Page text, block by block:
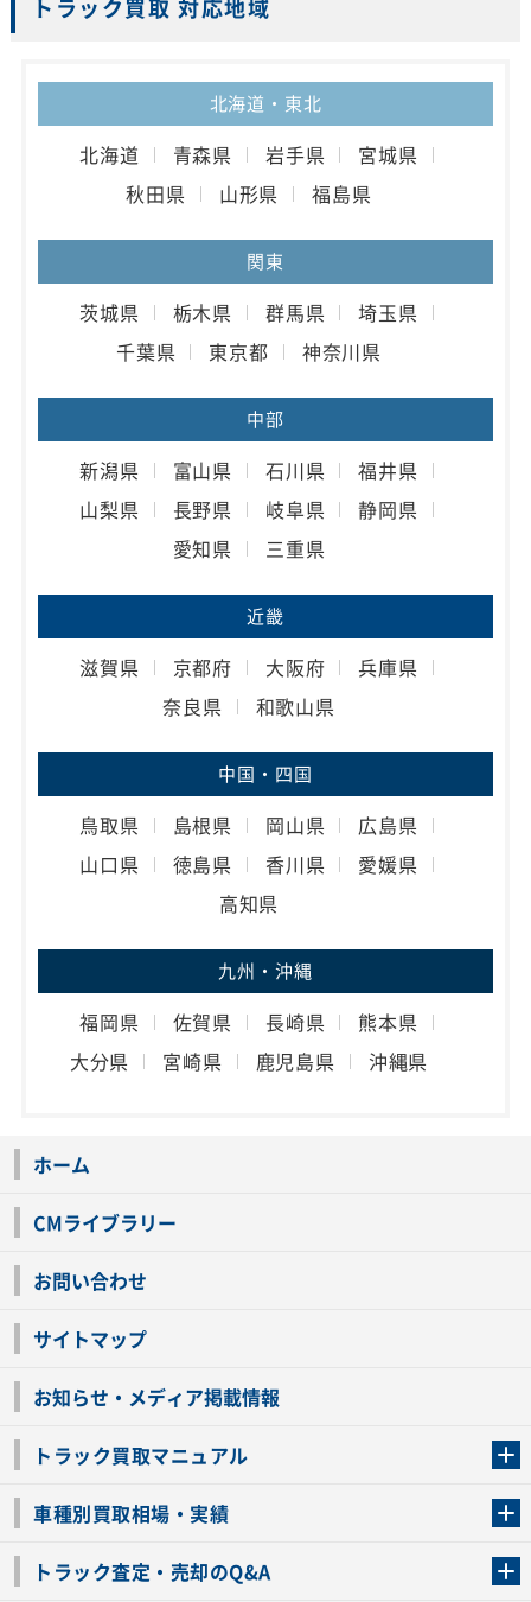
トラック買取 対応地域
北海道・東北
北海道 青森県 岩手県
宮城県
秋田県
山形県 福島県
関東
茨城県 栃木県 群馬県
埼玉県
千葉県
東京都 神奈川県
中部
新潟県 富山県 石川県
福井県
山梨県
長野県 岐阜県
静岡県
愛知県
三重県
近畿
滋賀県 京都府 大阪府
兵庫県
奈良県
和歌山県
中国・四国
鳥取県 島根県 岡山県
広島県
山口県
徳島県 香川県
愛媛県
高知県
九州・沖縄
福岡県 佐賀県 長崎県
熊本県
大分県
宮崎県 鹿児島県 沖縄県
ホーム
CMライブラリー
お問い合わせ
サイトマップ
お知らせ・メディア掲載情報
トラック買取マニュアル
車種別買取相場・実績
トラック査定・売却のQ&A